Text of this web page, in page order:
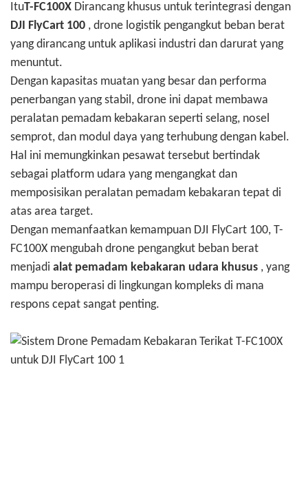
ItuT-FC100X Dirancang khusus untuk terintegrasi dengan
DJI FlyCart 100 , drone logistik pengangkut beban berat
yang dirancang untuk aplikasi industri dan darurat yang
menuntut.
Dengan kapasitas muatan yang besar dan performa
penerbangan yang stabil, drone ini dapat membawa
peralatan pemadam kebakaran seperti selang, nosel
semprot, dan modul daya yang terhubung dengan kabel.
Hal ini memungkinkan pesawat tersebut bertindak
sebagai platform udara yang mengangkat dan
memposisikan peralatan pemadam kebakaran tepat di
atas area target.
Dengan memanfaatkan kemampuan DJI FlyCart 100, T-
FC100X mengubah drone pengangkut beban berat
menjadi alat pemadam kebakaran udara khusus , yang
mampu beroperasi di lingkungan kompleks di mana
respons cepat sangat penting.